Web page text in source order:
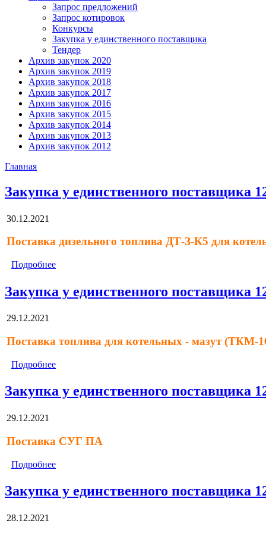
Запрос предложений
Запрос котировок
Конкурсы
Закупка у единственного поставщика
Тендер
Архив закупок 2020
Архив закупок 2019
Архив закупок 2018
Архив закупок 2017
Архив закупок 2016
Архив закупок 2015
Архив закупок 2014
Архив закупок 2013
Архив закупок 2012
Главная
Закупка у единственного поставщика
30.12.2021
Поставка дизельного топлива ДТ-З-К5 для
Подробнее
Закупка у единственного поставщика
29.12.2021
Поставка топлива для котельных - мазут (ТКМ-
Подробнее
Закупка у единственного поставщика
29.12.2021
Поставка СУГ ПА
Подробнее
Закупка у единственного поставщика
28.12.2021